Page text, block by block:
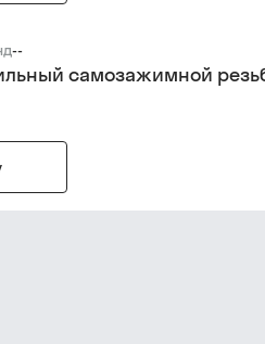
--
самозажимной